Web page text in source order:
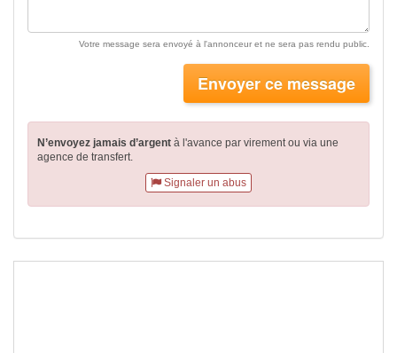
Votre message sera envoyé à l'annonceur et ne sera pas rendu public.
Envoyer ce message
N’envoyez jamais d’argent à l'avance par virementou via une
agence de transfert.
Signaler un abus